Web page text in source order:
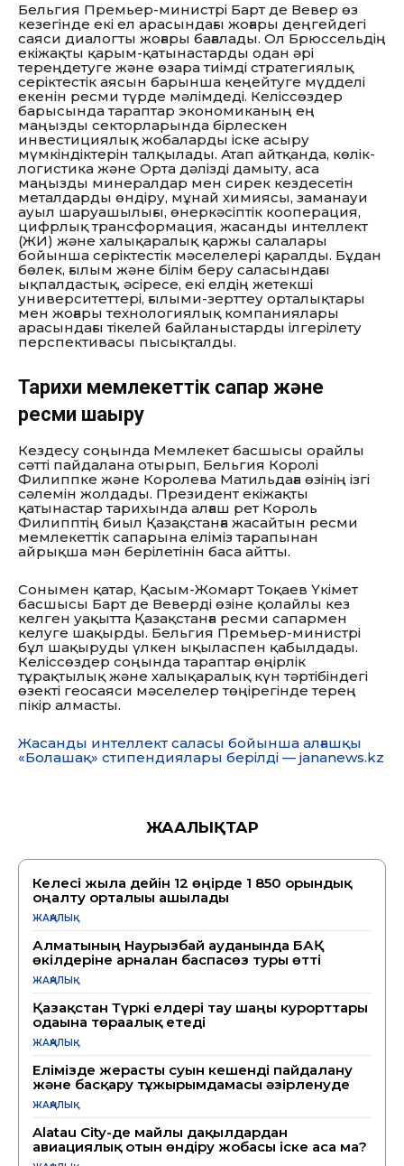
Бельгия Премьер-министрі Барт де Вевер өз
кезегінде екі ел арасындағы жоғары деңгейдегі
саяси диалогты жоғары бағалады. Ол Брюссельдің
екіжақты қарым-қатынастарды одан әрі
тереңдетуге және өзара тиімді стратегиялық
серіктестік аясын барынша кеңейтуге мүдделі
екенін ресми түрде мәлімдеді. Келіссөздер
барысында тараптар экономиканың ең
маңызды секторларында бірлескен
инвестициялық жобаларды іске асыру
мүмкіндіктерін талқылады. Атап айтқанда, көлік-
логистика және Орта дәлізді дамыту, аса
маңызды минералдар мен сирек кездесетін
металдарды өндіру, мұнай химиясы, заманауи
ауыл шаруашылығы, өнеркәсіптік кооперация,
цифрлық трансформация, жасанды интеллект
(ЖИ) және халықаралық қаржы салалары
бойынша серіктестік мәселелері қаралды. Бұдан
бөлек, ғылым және білім беру саласындағы
ықпалдастық, әсіресе, екі елдің жетекші
университеттері, ғылыми-зерттеу орталықтары
мен жоғары технологиялық компаниялары
арасындағы тікелей байланыстарды ілгерілету
перспективасы пысықталды.
Тарихи мемлекеттік сапар және
ресми шақыру
Кездесу соңында Мемлекет басшысы орайлы
сәтті пайдалана отырып, Бельгия Королі
Филиппке және Королева Матильдаға өзінің ізгі
сәлемін жолдады. Президент екіжақты
қатынастар тарихында алғаш рет Король
Филипптің биыл Қазақстанға жасайтын ресми
мемлекеттік сапарына еліміз тарапынан
айрықша мән берілетінін баса айтты.
Сонымен қатар, Қасым-Жомарт Тоқаев Үкімет
басшысы Барт де Веверді өзіне қолайлы кез
келген уақытта Қазақстанға ресми сапармен
келуге шақырды. Бельгия Премьер-министрі
бұл шақыруды үлкен ықыласпен қабылдады.
Келіссөздер соңында тараптар өңірлік
тұрақтылық және халықаралық күн тәртібіндегі
өзекті геосаяси мәселелер төңірегінде терең
пікір алмасты.
Жасанды интеллект саласы бойынша алғашқы
«Болашақ» стипендиялары берілді — jananews.kz
ЖАҢАЛЫҚТАР
Келесі жылға дейін 12 өңірде 1 850 орындық
оңалту орталығы ашылады
ЖАҢАЛЫҚ
Алматының Наурызбай ауданында БАҚ
өкілдеріне арналған баспасөз туры өтті
ЖАҢАЛЫҚ
Қазақстан Түркі елдері тау шаңғы курорттары
одағына төрағалық етеді
ЖАҢАЛЫҚ
Елімізде жерасты суын кешенді пайдалану
және басқару тұжырымдамасы әзірленуде
ЖАҢАЛЫҚ
Alatau City-де майлы дақылдардан
авиациялық отын өндіру жобасы іске аса ма?